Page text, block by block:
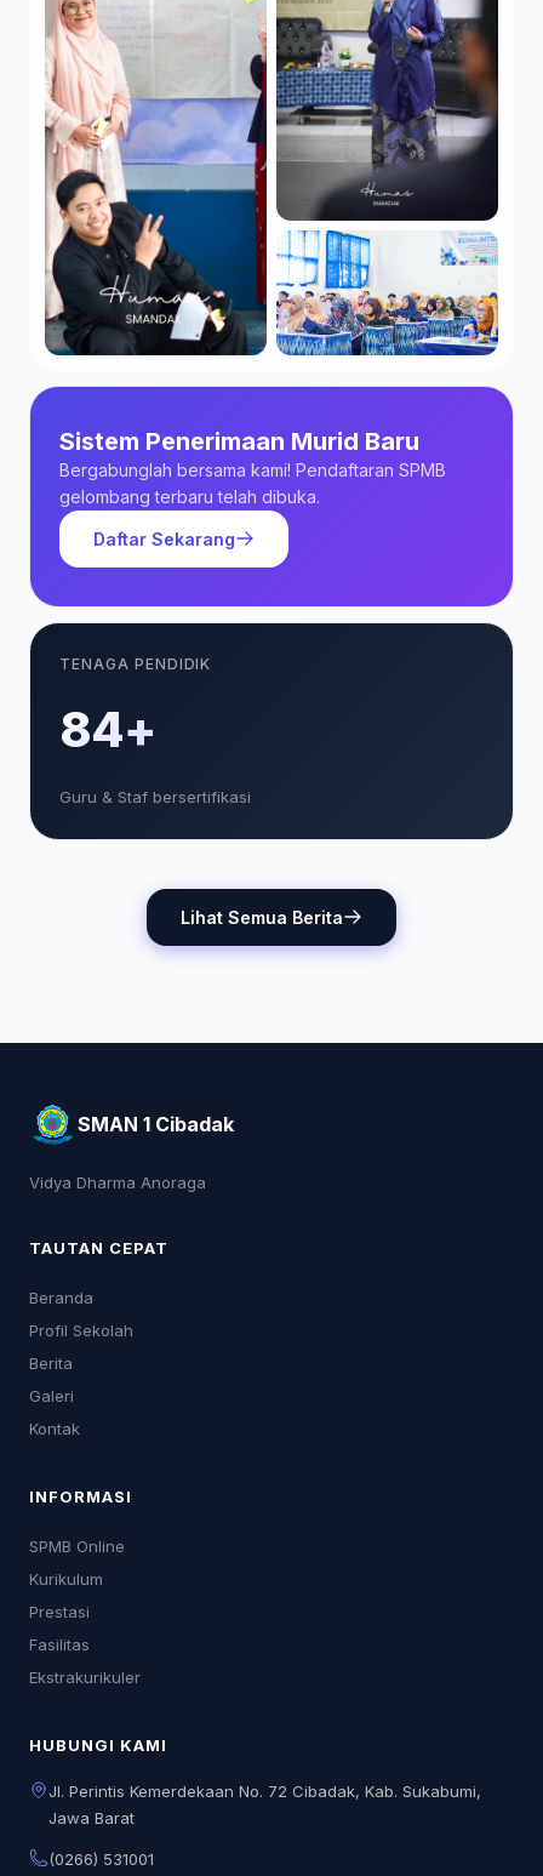
Sistem Penerimaan Murid Baru
Bergabunglah bersama kami! Pendaftaran SPMB
gelombang terbaru telah dibuka.
Daftar Sekarang
TENAGA PENDIDIK
85+
Guru & Staf bersertifikasi
Lihat Semua Berita
SMAN 1 Cibadak
Vidya Dharma Anoraga
TAUTAN CEPAT
Beranda
Profil Sekolah
Berita
Galeri
Kontak
INFORMASI
SPMB Online
Kurikulum
Prestasi
Fasilitas
Ekstrakurikuler
HUBUNGI KAMI
Jl. Perintis Kemerdekaan No. 72 Cibadak, Kab. Sukabumi,
Jawa Barat
(0266) 531001